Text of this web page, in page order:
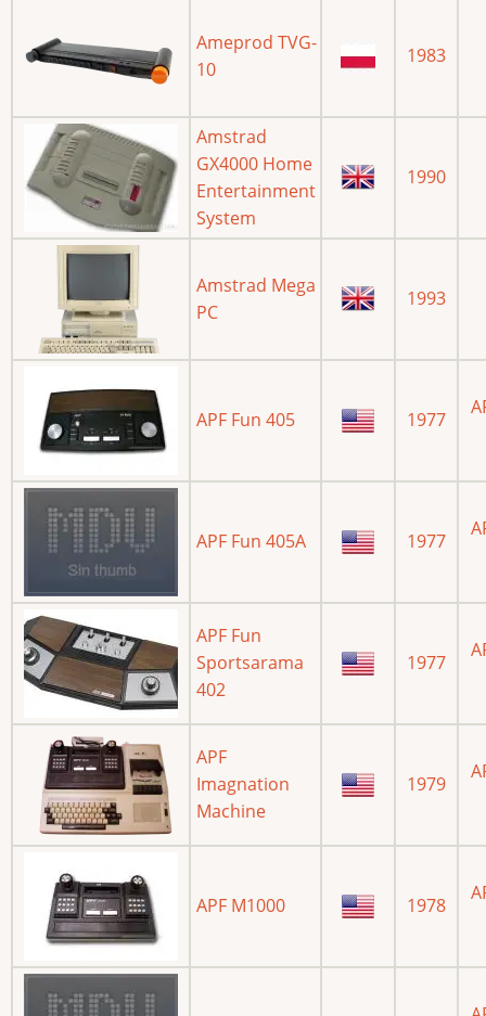
Ameprod TVG-
10
1983
Amstrad
GX4000 Home
Entertainment
System
1990
Amstrad Mega
PC
1993
APF Fun 405 1977
APF Fun 405A 1977
APF Fun
Sportsarama
402
1977
APF
Imagnation
Machine
1979
APF M1000 1978